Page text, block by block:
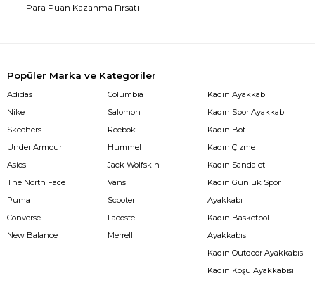
Para Puan Kazanma Fırsatı
Popüler Marka ve Kategoriler
Adidas
Nike
Skechers
Under Armour
Asics
The North Face
Puma
Converse
New Balance
Columbia
Salomon
Reebok
Hummel
Jack Wolfskin
Vans
Scooter
Lacoste
Merrell
Kadın Ayakkabı
Kadın Spor Ayakkabı
Kadın Bot
Kadın Çizme
Kadın Sandalet
Kadın Günlük Spor
Ayakkabı
Kadın Basketbol
Ayakkabısı
Kadın Outdoor Ayakkabısı
Kadın Koşu Ayakkabısı